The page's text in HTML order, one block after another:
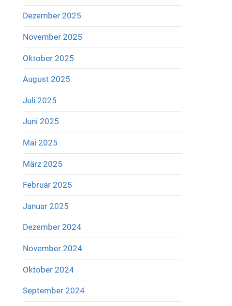
Dezember 2025
November 2025
Oktober 2025
August 2025
Juli 2025
Juni 2025
Mai 2025
März 2025
Februar 2025
Januar 2025
Dezember 2024
November 2024
Oktober 2024
September 2024